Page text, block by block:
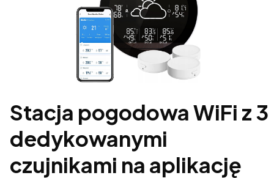
Stacja pogodowa WiFi z 3
dedykowanymi
czujnikami na aplikację